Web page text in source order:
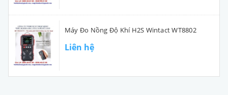
Máy Đo Nồng Độ Khí H2S Wintact WT8802
Liên hệ